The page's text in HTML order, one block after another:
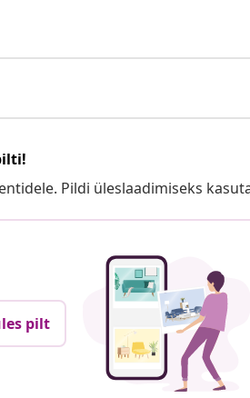
Pildi üleslaadimiseks
pilt